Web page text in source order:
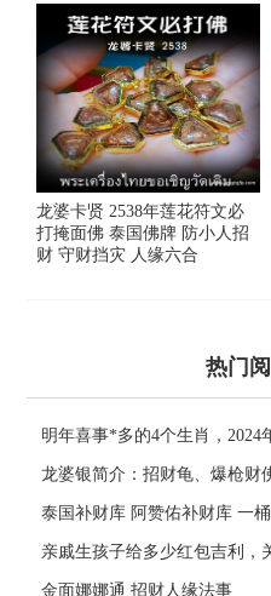
龙婆卡贤 2538年莲花符文必
打掩面佛 泰国佛牌 防小人招
财 守财挡灾 人缘六合
热门
明年喜事*多的4个生肖，
龙婆银简介：招财龟、爆枪财
泰国补财库 阿赞佑补财库 一
亲戚生孩子给多少红包吉利，
金面娜娜通 招财人缘法事